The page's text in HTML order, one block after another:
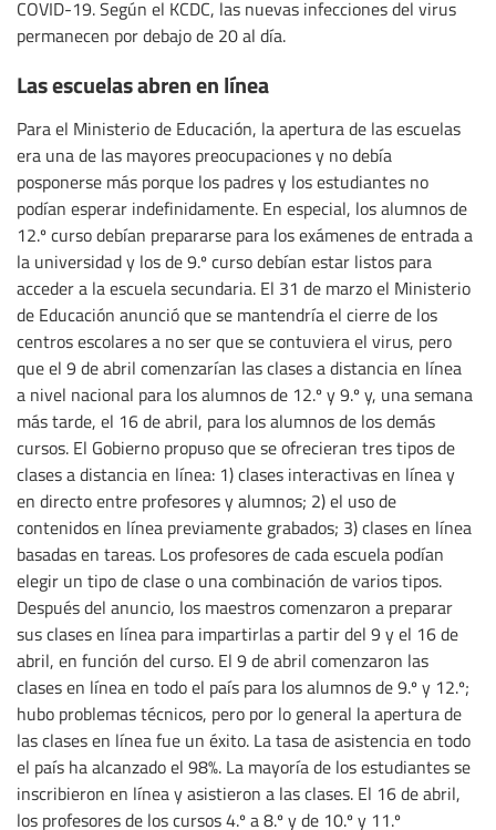
COVID-19. Según el KCDC, las nuevas infecciones del virus
permanecen por debajo de 20 al día.
Las escuelas abren en línea
Para el Ministerio de Educación, la apertura de las escuelas
era una de las mayores preocupaciones y no debía
posponerse más porque los padres y los estudiantes no
podían esperar indefinidamente. En especial, los alumnos de
12.º curso debían prepararse para los exámenes de entrada a
la universidad y los de 9.º curso debían estar listos para
acceder a la escuela secundaria. El 31 de marzo el Ministerio
de Educación anunció que se mantendría el cierre de los
centros escolares a no ser que se contuviera el virus, pero
que el 9 de abril comenzarían las clases a distancia en línea
a nivel nacional para los alumnos de 12.º y 9.º y, una semana
más tarde, el 16 de abril, para los alumnos de los demás
cursos. El Gobierno propuso que se ofrecieran tres tipos de
clases a distancia en línea: 1) clases interactivas en línea y
en directo entre profesores y alumnos; 2) el uso de
contenidos en línea previamente grabados; 3) clases en línea
basadas en tareas. Los profesores de cada escuela podían
elegir un tipo de clase o una combinación de varios tipos.
Después del anuncio, los maestros comenzaron a preparar
sus clases en línea para impartirlas a partir del 9 y el 16 de
abril, en función del curso. El 9 de abril comenzaron las
clases en línea en todo el país para los alumnos de 9.º y 12.º;
hubo problemas técnicos, pero por lo general la apertura de
las clases en línea fue un éxito. La tasa de asistencia en todo
el país ha alcanzado el 98%. La mayoría de los estudiantes se
inscribieron en línea y asistieron a las clases. El 16 de abril,
los profesores de los cursos 4.º a 8.º y de 10.º y 11.º